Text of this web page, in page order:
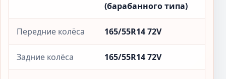
(барабанного типа)
Передние колёса 165/55R14 72V
Задние колёса 165/55R14 72V